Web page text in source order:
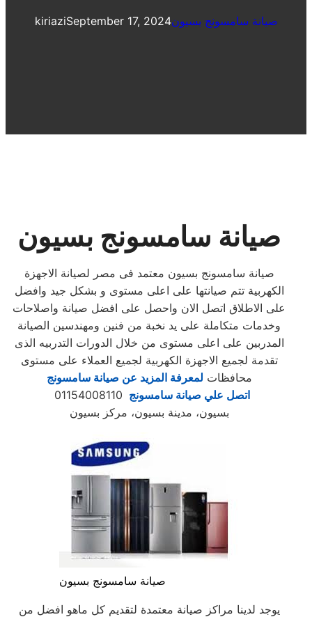
kiriaziSeptember 17, 2024صيانة سامسونج بسيون
صيانة سامسونج بسيون
صيانة سامسونج بسيون معتمد فى مصر لصيانة الاجهزة
الكهربية تتم صيانتها على اعلى مستوى و بشكل جيد وافضل
على الاطلاق اتصل الان واحصل على افضل صيانة واصلاحات
وخدمات متكاملة على يد نخبة من فنين ومهندسين الصيانة
المدربين على اعلى مستوى من خلال الدورات التدربيه الذى
تقدمة لجميع الاجهزة الكهربية لجميع العملاء على مستوى
محافظات لمعرفة المزيد عن صيانة سامسونج
اتصل علي صيانة سامسونج
بسيون، مدينة بسيون، مركز بسيون
صيانة سامسونج بسيون
يوجد لدينا مراكز صيانة معتمدة لتقديم كل ماهو افضل من